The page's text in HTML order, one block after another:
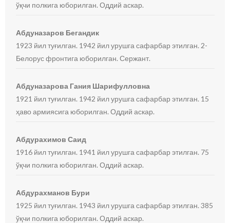
ўқчи полкига юборилган. Оддий аскар.
Абдуназаров Бегандик
1923 йил туғилган. 1942 йил урушга сафарбар этилган. 2-
Белорус фронтига юборилган. Сержант.
Абдуназарова Гания Шарифулловна
1921 йил туғилган. 1942 йил урушга сафарбар этилган. 15
ҳаво армиясига юборилган. Оддий аскар.
Абдурахимов Саид
1916 йил туғилган. 1941 йил урушга сафарбар этилган. 75
ўқчи полкига юборилган. Оддий аскар.
Абдурахманов Бури
1925 йил туғилган. 1943 йил урушга сафарбар этилган. 385
ўқчи полкига юборилган. Оддий аскар.